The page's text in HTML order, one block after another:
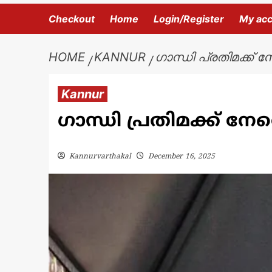
Checkout Home Login/Register My
HOME KANNUR ഗാന്ധി
Kannur
ഗാന്ധി പ്രതിമക്ക്
Kannurvarthakal December 16, 2025